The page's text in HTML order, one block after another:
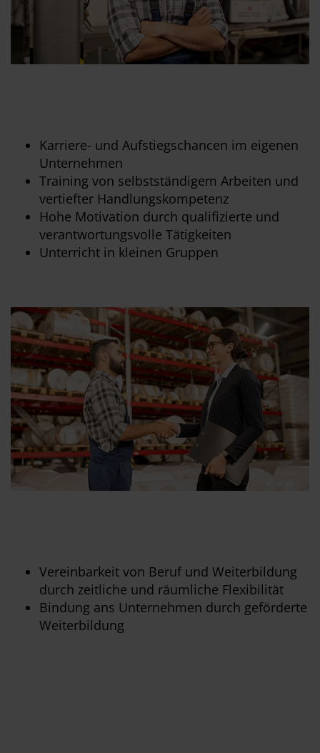
Karriere- und Aufstiegschancen im eigenen
Unternehmen
Training von selbstständigem Arbeiten und
vertiefter Handlungskompetenz
Hohe Motivation durch qualifizierte und
verantwortungsvolle Tätigkeiten
Unterricht in kleinen Gruppen
Vereinbarkeit von Beruf und Weiterbildung
durch zeitliche und räumliche Flexibilität
Bindung ans Unternehmen durch geförderte
Weiterbildung